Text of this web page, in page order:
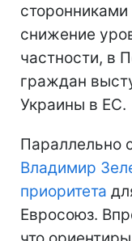
снижение
частности, в
граждан
Украины в ЕС.
Параллельно
Владимир
приоритета
Евросоюз.